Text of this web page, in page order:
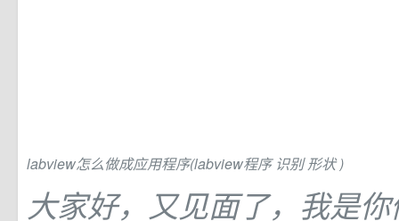
labview怎么做成应用程序(labview程序识别形状)
大家好，又见面了，我是